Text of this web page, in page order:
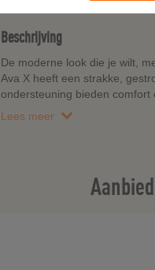
Beschrijving
De moderne look die je wilt,
Ava X heeft een strakke,
ondersteuning bieden comfort
Lees meer